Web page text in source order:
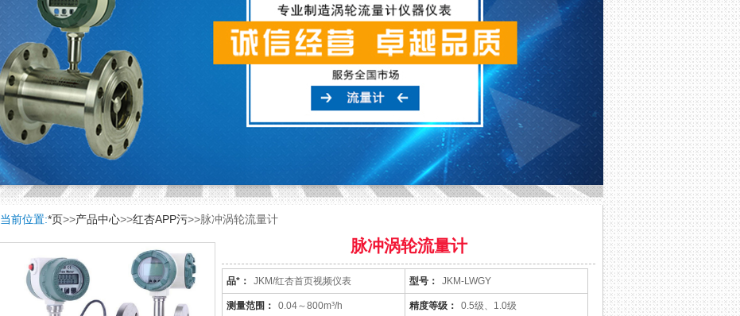
当前位置:*页>>产品中心>>红杏APP污>>脉冲涡轮流量计
脉冲涡轮流量计
品*： JKM/红杏首页视频仪表 型号： JKM-LWGY
测量范围： 0.04～800m³/h 精度等级： 0.5级、1.0级